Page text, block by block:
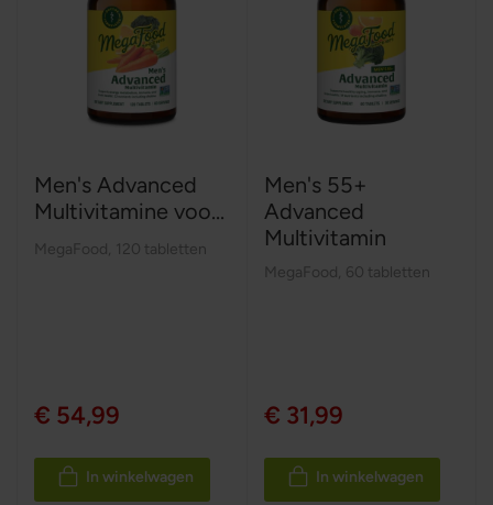
Men's Advanced
Multivitamine voo...
MegaFood 120 tabletten
€ 54,99
In winkelwagen
Men's 55+
Advanced
Multivitamin
MegaFood 60 tabletten
€ 31,99
In winkelwagen